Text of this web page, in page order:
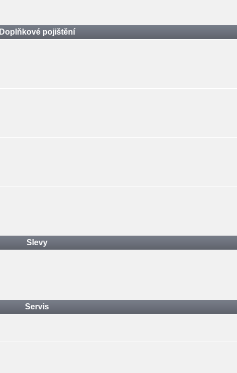
Doplňkové pojištění
Slevy
Servis